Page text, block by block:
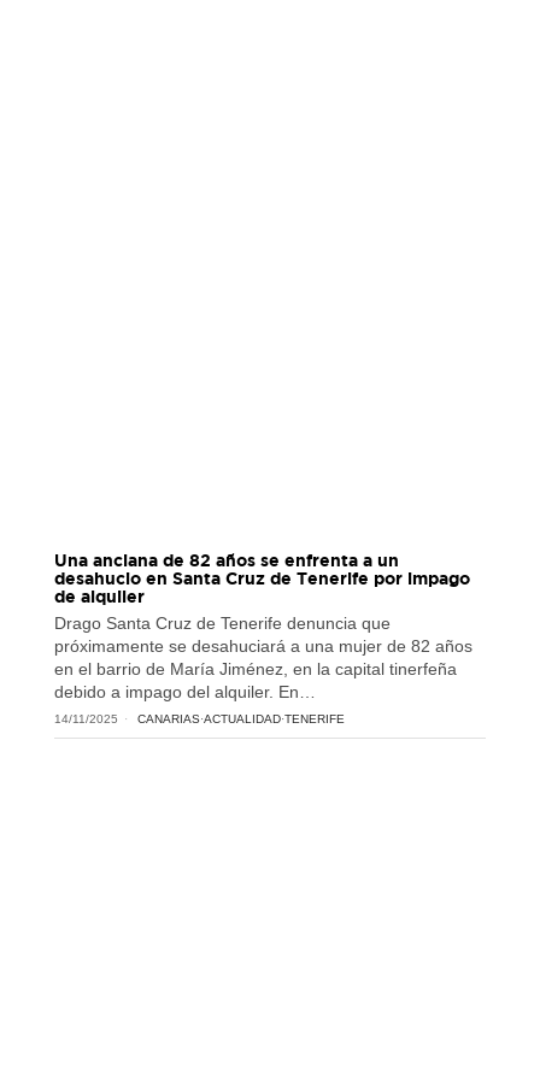
Una anciana de 82 años se enfrenta a un
desahucio en Santa Cruz de Tenerife por impago
de alquiler
Drago Santa Cruz de Tenerife denuncia que
próximamente se desahuciará a una mujer de 82 años
en el barrio de María Jiménez, en la capital tinerfeña
debido a impago del alquiler. En…
14/11/2025 CANARIAS·ACTUALIDAD·TENERIFE